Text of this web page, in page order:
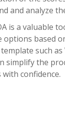
and analyze
is a valuable
options based
such as
simplify the
confidence.